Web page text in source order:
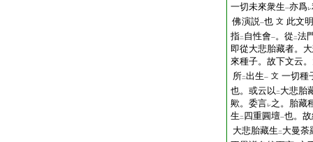
一切未來衆生一亦爲レ
佛演説一也 文 此文
指二 自性會一。從 二法
即從大悲胎藏者。
來種子。故下文云
所二出生一 文 一切種
也。或云以 二 大悲胎
歟。委言レ之。胎藏
生 二 四重圓壇一也。
大悲胎藏生 二 大曼荼